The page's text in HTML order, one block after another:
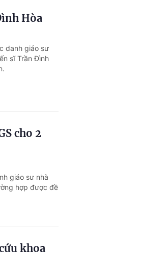
Hòa
danh giáo sư
sĩ Trần Đình
cho 2
giáo sư nhà
hợp được đề
khoa